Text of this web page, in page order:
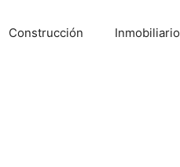
Construcción Inmobiliario